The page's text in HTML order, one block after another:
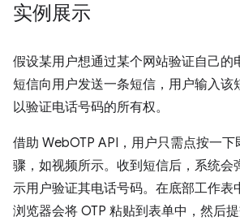
实例展示
假设某用户想通过某个网站验证自己的
短信向用户发送一条短信，用户输入该
以验证电话号码的所有权。
借助 WebOTP API，用户只需点按一
骤，如视频所示。收到短信后，系统会
示用户验证其电话号码。在底部工作表
浏览器会将 OTP 粘贴到表单中，然后